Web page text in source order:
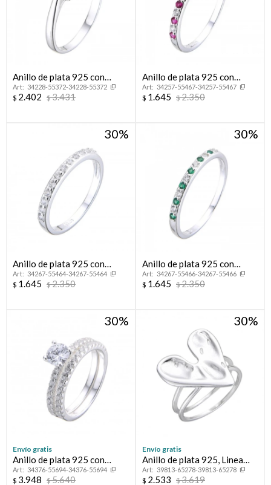
Anillo de plata 925 con
circonia, SOLITARIO.
34228-55372-34228-55372
$ 2.402 $3.431
Anillo de plata 925 con
circonias, MEDIO SIN FIN.
34257-55467-34257-55467
$ 1.645 $2.350
30
Anillo de plata 925 con
circonias, MEDIO SIN FiN.
34267-55464-34267-55464
$ 1.645 $2.350
30
Anillo de plata 925 con
circonias, MEDIO SIN FIN.
34267-55466-34267-55466
$ 1.645 $2.350
30
Envío gratis
Anillo de plata 925 con
circonias, PROMESA.
34376-55694-34376-55694
$ 3.948 $5.640
30
Envío gratis
Anillo de plata 925, Linea
FLORESSER.
39813-65278-39813-65278
$ 2.533 $3.619